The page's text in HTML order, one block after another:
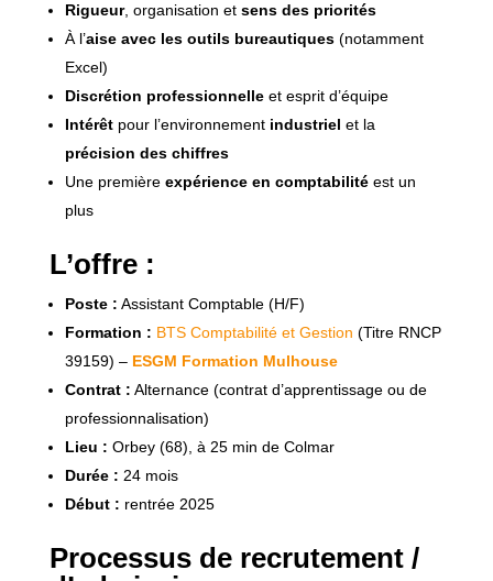
Rigueur, organisation et sens des priorités
À l’aise avec les outils bureautiques(notamment
Excel)
Discrétion professionnelleet esprit d’équipe
Intérêtpour l’environnementindustriel et la
précision des chiffres
Une première expérience en comptabilitéest un
plus
L’offre :
Poste : Assistant Comptable (H/F)
Formation : BTS Comptabilité et Gestion (Titre RNCP
39159) – ESGM Formation Mulhouse
Contrat : Alternance (contrat d’apprentissage ou de
professionnalisation)
Lieu : Orbey (68), à 25 min de Colmar
Durée : 24 mois
Début : rentrée 2025
Processus de recrutement /